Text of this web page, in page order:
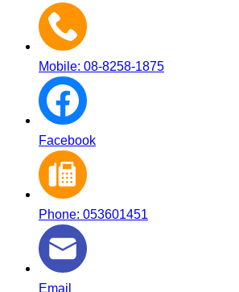
Mobile: 08-8258-1875
Facebook
Phone: 053601451
Email